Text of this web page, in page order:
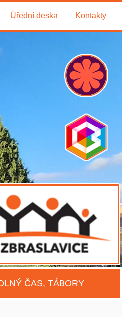
Úřední deska Kontakty
ČAS, TÁBORY